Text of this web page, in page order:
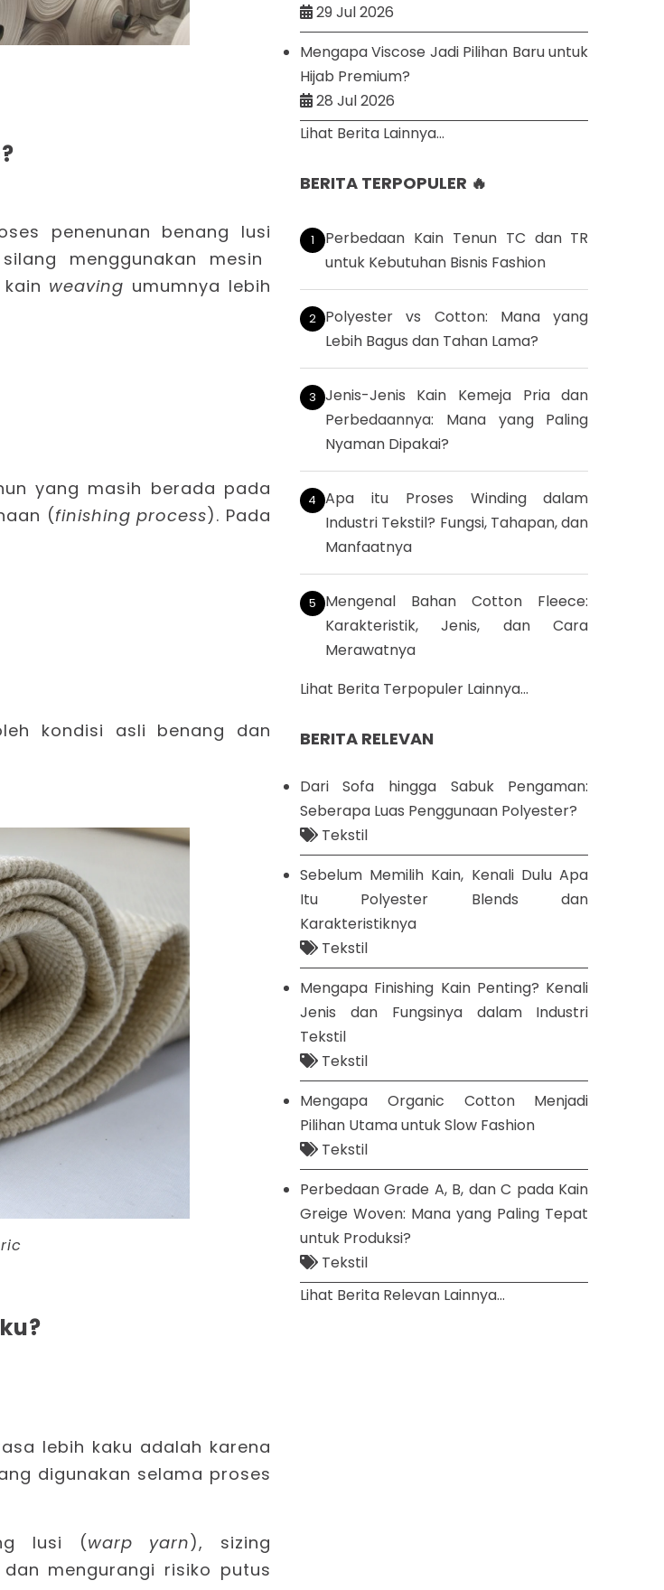
penenunan benang lusi
menggunakan mesin
weaving umumnya lebih
yang masih berada pada
(finishing process). Pada
kondisi asli benang dan
lebih kaku adalah karena
digunakan selama proses
lusi (warp yarn), sizing
mengurangi risiko putus
29 Jul 2026
Mengapa Viscose Jadi Pilihan Baru untuk
Hijab Premium?
28 Jul 2026
Lihat Berita Lainnya...
BERITA TERPOPULER 🔥
Perbedaan Kain Tenun TC dan TR
untuk Kebutuhan Bisnis Fashion
Polyester vs Cotton: Mana yang
Lebih Bagus dan Tahan Lama?
Jenis-Jenis Kain Kemeja Pria dan
Perbedaannya: Mana yang Paling
Nyaman Dipakai?
Apa itu Proses Winding dalam
Industri Tekstil? Fungsi, Tahapan, dan
Manfaatnya
Mengenal Bahan Cotton Fleece:
Karakteristik, Jenis, dan Cara
Merawatnya
Lihat Berita Terpopuler Lainnya...
BERITA RELEVAN
Dari Sofa hingga Sabuk Pengaman:
Seberapa Luas Penggunaan Polyester?
Tekstil
Sebelum Memilih Kain, Kenali Dulu Apa
Itu Polyester Blends dan
Karakteristiknya
Tekstil
Mengapa Finishing Kain Penting? Kenali
Jenis dan Fungsinya dalam Industri
Tekstil
Tekstil
Mengapa Organic Cotton Menjadi
Pilihan Utama untuk Slow Fashion
Tekstil
Perbedaan Grade A, B, dan C pada Kain
Greige Woven: Mana yang Paling Tepat
untuk Produksi?
Tekstil
Lihat Berita Relevan Lainnya...